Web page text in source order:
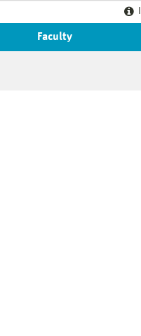
Faculty